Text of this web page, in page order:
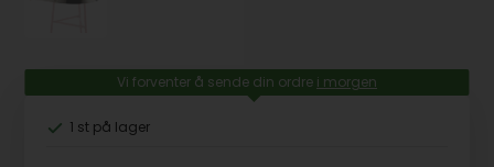
1 st på lager
Vi forventer å sende din ordre i morgen